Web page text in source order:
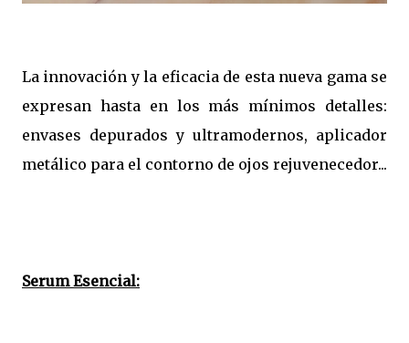
La innovación y la eficacia de esta nueva gama se
expresan hasta en los más mínimos detalles:
envases depurados y ultramodernos, aplicador
metálico para el contorno de ojos rejuvenecedor...
Serum Esencial: